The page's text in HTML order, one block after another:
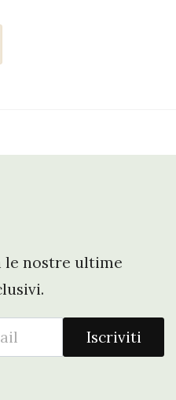
le nostre ultime
Iscriviti